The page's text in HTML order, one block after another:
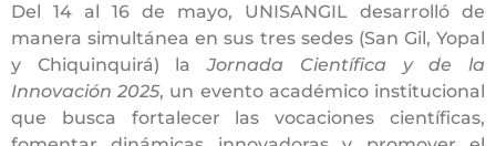
Del 14 al 16 de mayo, UNISANGIL desarrolló de
manera simultánea en sus tres sedes (San Gil, Yopal
y Chiquinquirá) laJornada Científica y de la
Innovación 2025, un evento académico institucional
que busca fortalecer las vocaciones científicas,